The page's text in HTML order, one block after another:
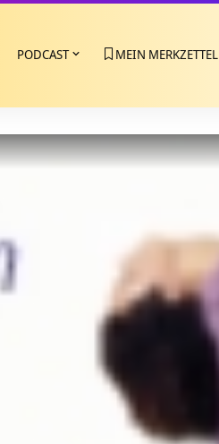
PODCAST MEIN MERKZETTEL